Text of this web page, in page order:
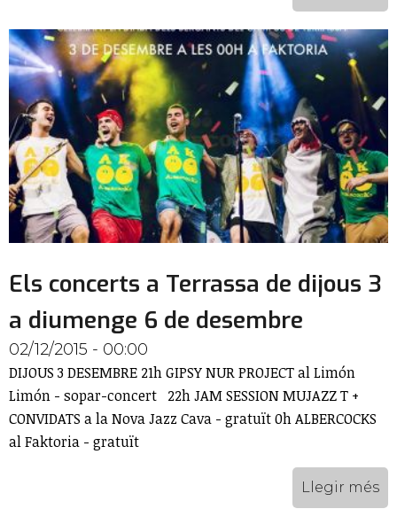
Els concerts a Terrassa de dijous 3
a diumenge 6 de desembre
02/12/2015 - 00:00
DIJOUS 3 DESEMBRE 21h GIPSY NUR PROJECT al Limón
Limón - sopar-concert 22h JAM SESSION MUJAZZ T +
CONVIDATS a la Nova Jazz Cava - gratuït 0h ALBERCOCKS
al Faktoria - gratuït
Llegir més